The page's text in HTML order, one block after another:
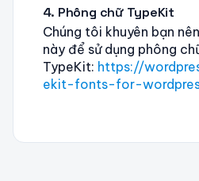
4. Phông chữ TypeKit
Chúng tôi khuyên bạn
này để sử dụng phông
TypeKit: https://
ekit-fonts-for-